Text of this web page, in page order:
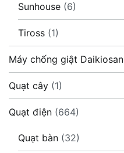
Sunhouse (6)
Tiross (1)
Máy chống giật Daikiosan
Quạt cây (1)
Quạt điện (664)
Quạt bàn (32)